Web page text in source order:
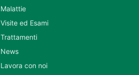
Malattie
Visite ed Esami
Trattamenti
News
Lavora con noi